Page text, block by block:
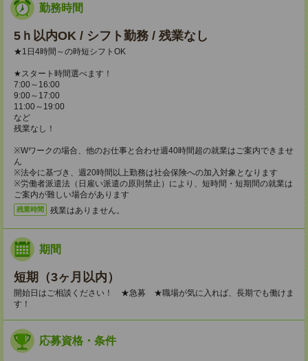
勤務時間
5ｈ以内OK / シフト勤務 / 残業なし
★1日4時間～の時短シフトOK
★スタート時間選べます！
7:00～16:00
9:00～17:00
11:00～19:00
など
残業なし！
※Wワークの場合、他のお仕事と合わせ週40時間超の就業はご案内できませ
ん
※法令に基づき、週20時間以上勤務は社会保険への加入対象となります
※労働者派遣法（日雇い派遣の原則禁止）により、短時間・短期間の就業は
ご案内が難しい場合があります
残業時間 残業はありません。
期間
短期（3ヶ月以内）
開始日はご相談ください！ ★急募 ★職場が気に入れば、長期でも働けま
す！
応募資格・条件